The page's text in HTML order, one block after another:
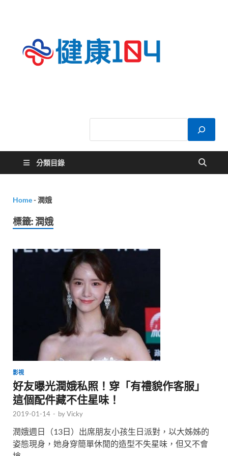
分類目錄
Home-潤娥
標籤:潤娥
影視
好友曝光潤娥私照！穿「有禮貌作客服」
這個配件藏不住星味！
2019-01-14 - byVicky
潤娥週日（13日）出席朋友小孩生日派對，以大姊姊的
姿態現身，她身穿簡單休閒的造型不失星味，但又不會